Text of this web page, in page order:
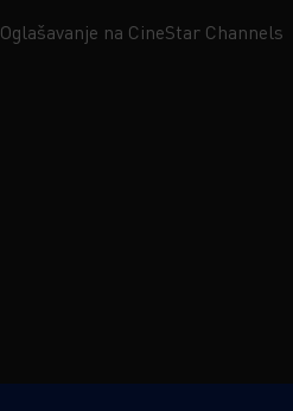
Oglašavanje na CineStar Channels